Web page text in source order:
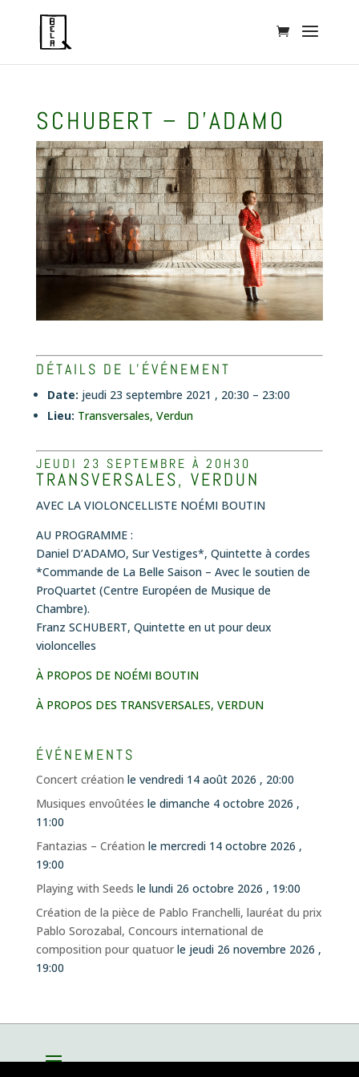
SCHUBERT – D’ADAMO
DÉTAILS DE L'ÉVÉNEMENT
Date: jeudi 23 septembre 2021 , 20:30 – 23:00
Lieu: Transversales, Verdun
JEUDI 23 SEPTEMBRE À 20H30
TRANSVERSALES, VERDUN
AVEC LA VIOLONCELLISTE NOÉMI BOUTIN
AU PROGRAMME :
Daniel D’ADAMO, Sur Vestiges*, Quintette à cordes
*Commande de La Belle Saison – Avec le soutien de
ProQuartet (Centre Européen de Musique de
Chambre).
Franz SCHUBERT, Quintette en ut pour deux
violoncelles
À PROPOS DE NOÉMI BOUTIN
À PROPOS DES TRANSVERSALES, VERDUN
ÉVÉNEMENTS
Concert création le vendredi 14 août 2026 , 20:00
Musiques envoûtées le dimanche 4 octobre 2026 ,
11:00
Fantazias – Création le mercredi 14 octobre 2026 ,
19:00
Playing with Seeds le lundi 26 octobre 2026 , 19:00
Création de la pièce de Pablo Franchelli, lauréat du prix
Pablo Sorozabal, Concours international de
composition pour quatuorle jeudi 26 novembre 2026 ,
19:00